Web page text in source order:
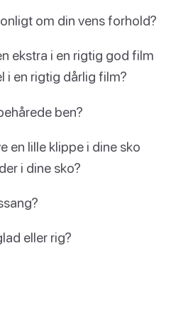
om din vens forhold?
ekstra i en rigtig god film
i en rigtig dårlig film?
ben?
en lille klippe i dine sko
i dine sko?
eller rig?